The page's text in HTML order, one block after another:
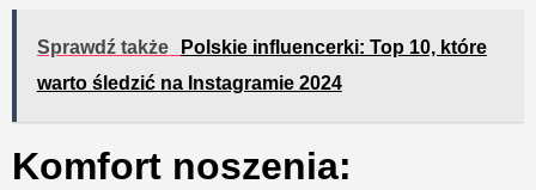
Sprawdź także
Polskie influencerki: Top 10, które
warto śledzić na Instagramie 2024
Komfort noszenia: